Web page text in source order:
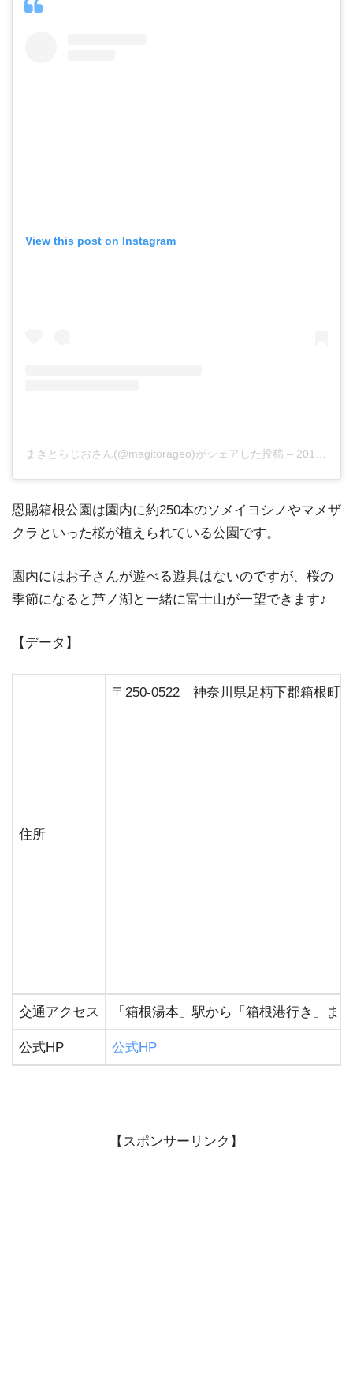
View this post on Instagram
まぎとらじおさん(@magitorageo)がシェアした投稿 – 2018年 4月月14日午後8時42分PDT
恩賜箱根公園は園内に約250本のソメイヨシノやマメザ
クラといった桜が植えられている公園です。
園内にはお子さんが遊べる遊具はないのですが、桜の
季節になると芦ノ湖と一緒に富士山が一望できます♪
【データ】
住所
〒250-0522 神奈川県足柄下郡箱根町
交通アクセス 「箱根湯本」駅から「箱根港行き」ま
公式HP 公式HP
【スポンサーリンク】